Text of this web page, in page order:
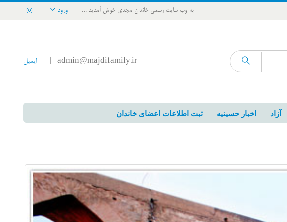
به وب سایت رسمی خاندان مجدی خوش آمدید ... ورود
admin@majdifamily.ir ایمیل
آزاد اخبار حسینیه ثبت اطلاعات اعضای خاندان